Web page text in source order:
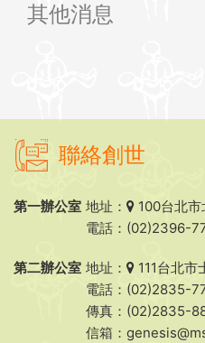
其他消息
聯絡創世
第一辦公室 地址：
100台北
電話：(02)2396-
第二辦公室 地址：
111台北
電話：(02)2835-
傳真：(02)2835-
信箱：